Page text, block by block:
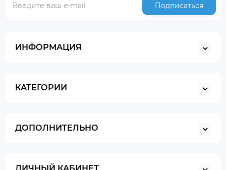
Подписаться
ИНФОРМАЦИЯ
КАТЕГОРИИ
ДОПОЛНИТЕЛЬНО